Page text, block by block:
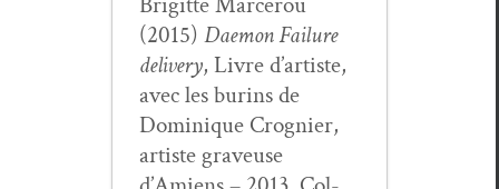
(2015) Dae­mon Fail­ure
deliv­ery, Livre d’artiste,
avec les burins de
Dominique Crog­nier,
artiste graveuse